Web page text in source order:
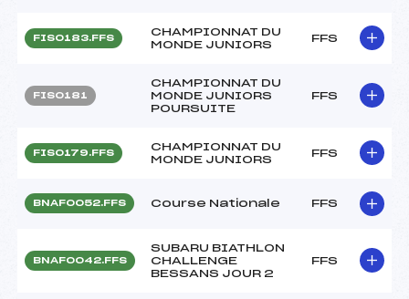
FIS0183.FFS
CHAMPIONNAT DU
MONDE JUNIORS
FFS
FIS0181
CHAMPIONNAT DU
MONDE JUNIORS
POURSUITE
FFS
FIS0179.FFS
CHAMPIONNAT DU
MONDE JUNIORS
FFS
BNAF0052.FFS Course Nationale FFS
BNAF0042.FFS
SUBARU BIATHLON
CHALLENGE
BESSANS JOUR 2
FFS